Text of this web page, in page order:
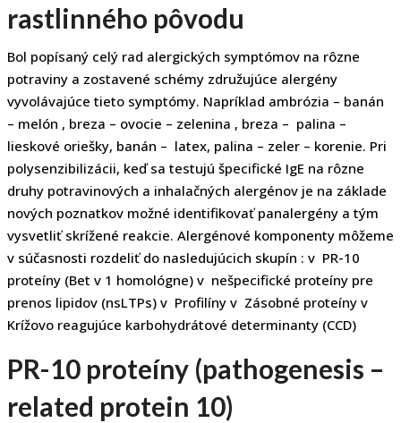
rastlinného pôvodu
Bol popísaný celý rad alergických symptómov na rôzne
potraviny a zostavené schémy združujúce alergény
vyvolávajúce tieto symptómy. Napríklad ambrózia – banán
– melón , breza – ovocie – zelenina , breza – palina –
lieskové oriešky, banán – latex, palina – zeler – korenie. Pri
polysenzibilizácii, keď sa testujú špecifické IgE na rôzne
druhy potravinových a inhalačných alergénov je na základe
nových poznatkov možné identifikovať panalergény a tým
vysvetliť skrížené reakcie. Alergénové komponenty môžeme
v súčasnosti rozdeliť do nasledujúcich skupín : v PR-10
proteíny (Bet v 1 homológne) v nešpecifické proteíny pre
prenos lipidov (nsLTPs) v Profilíny v Zásobné proteíny v
Krížovo reagujúce karbohydrátové determinanty (CCD)
PR-10 proteíny (pathogenesis –
related protein 10)